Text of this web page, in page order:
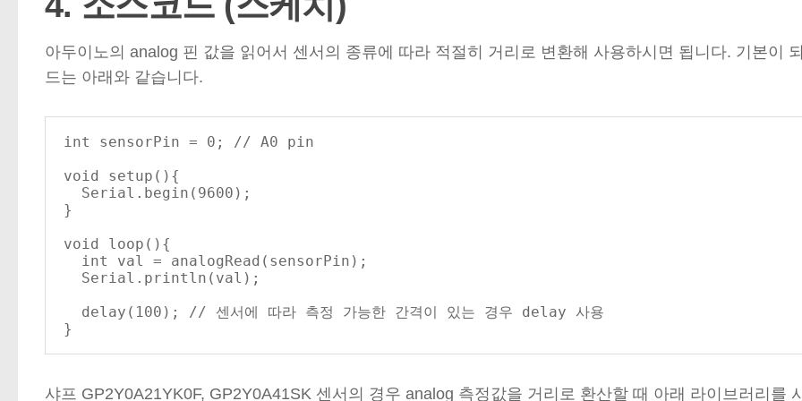
아두이노의 analog 핀 값을 읽어서 센서의 종류에 따라 적절히 거리로 변환해 사용하시면 됩니다. 기본이
드는 아래와 같습니다.
int sensorPin = 0; // A0 pin
void setup(){
}
void loop(){
}
샤프 GP2Y0A21YK0F, GP2Y0A41SK 센서의 경우 analog 측정값을 거리로 환산할 때 아래 라이브러리를